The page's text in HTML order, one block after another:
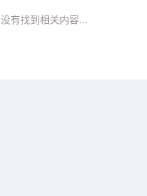
没有找到相关内容...